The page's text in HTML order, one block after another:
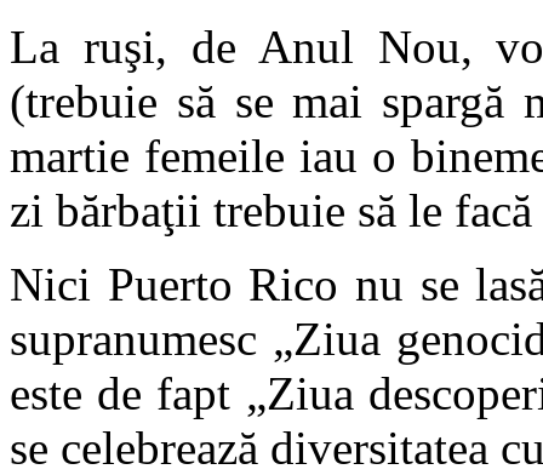
La ruşi, de Anul Nou,
(trebuie să se mai spargă
martie femeile iau o
zi bărbaţii trebuie să le facă
Nici Puerto Rico nu se
supranumesc „Ziua
este de fapt „Ziua
se celebrează diversitatea